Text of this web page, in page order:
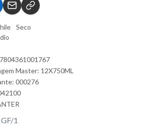
Seco
Master: 12X750ML
000276
1